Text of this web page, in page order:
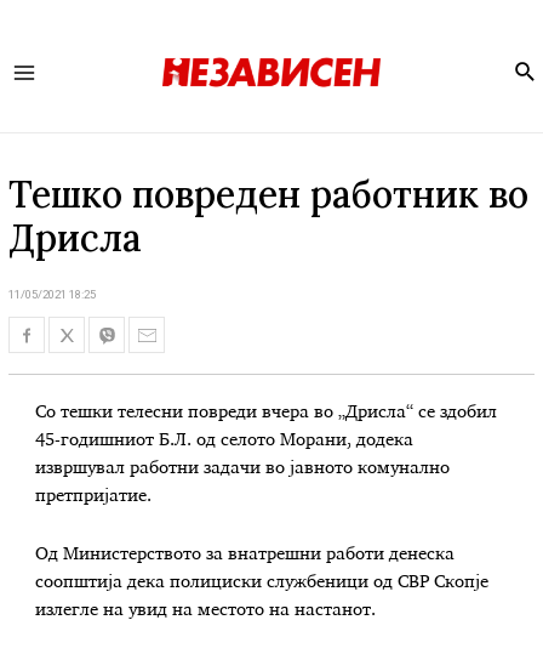
Тешко повреден работник во
Дрисла
11/05/2021 18:25
Со тешки телесни повреди вчера во „Дрисла“ се здобил
45-годишниот Б.Л. од селото Морани, додека
извршувал работни задачи во јавното комунално
претпријатие.
Од Министерството за внатрешни работи денеска
соопштија дека полициски службеници од СВР Скопје
излегле на увид на местото на настанот.